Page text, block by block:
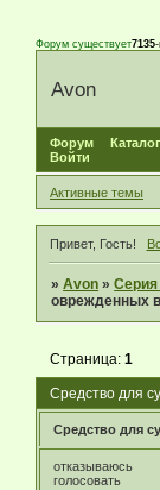
Форум существует7135
Avon
Форум
Войти
Активные темы
Привет, Гость!
»Avon »Серия
оврежденных
Средство для
Страница:1
Средство для
отказываюсь
голосовать